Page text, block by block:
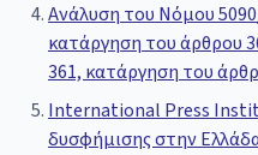
Ανάλυση του Νόμου
κατάργηση του άρθρου
361, κατάργηση του
International Press
δυσφήμισης στην